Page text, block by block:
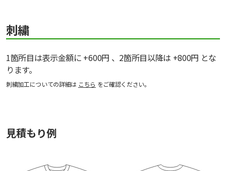
刺繍
1箇所目は表示金額に +600円 、2箇所目以降は +800円 とな
ります。
刺繍加工についての詳細は こちら をご確認ください。
見積もり例